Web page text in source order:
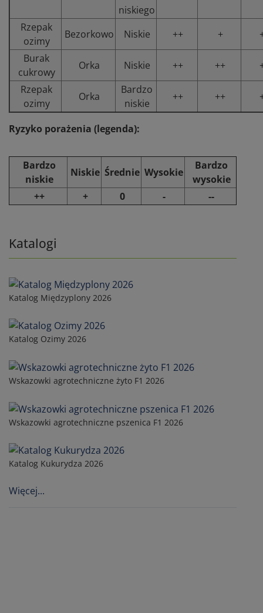
Katalogi
Katalog Międzyplony 2026
Katalog Ozimy 2026
Wskazowki agrotechniczne żyto F1 2026
Wskazowki agrotechniczne pszenica F1 2026
Katalog Kukurydza 2026
Więcej...
niskiego
Rzepak
ozimy
Bezorkowo Niskie ++ +
Burak
cukrowy
Orka Niskie ++ ++
Rzepak
ozimy
Orka
Bardzo
niskie
++ ++
Ryzyko porażenia (legenda):
Bardzo
niskie
Niskie Średnie Wysokie
Bardzo
wysokie
++
+ 0 - --